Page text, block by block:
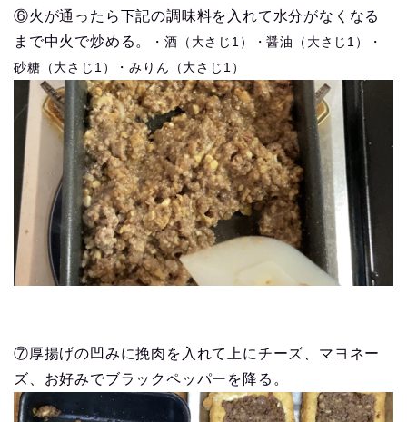
⑥火が通ったら下記の調味料を入れて水分がなくなる
まで中火で炒める。
・酒（大さじ1）・醤油（大さじ1）・
砂糖（大さじ1）・みりん（大さじ1）
⑦厚揚げの凹みに挽肉を入れて上にチーズ、マヨネー
ズ、お好みでブラックペッパーを降る。